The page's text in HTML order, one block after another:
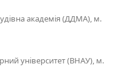
академія (ДДMA), м.
університет (ВНАУ), м.